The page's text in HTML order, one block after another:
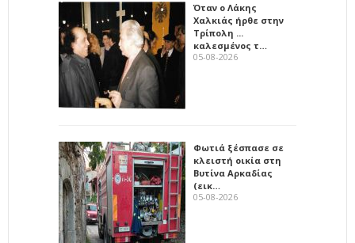
Όταν ο Λάκης
Χαλκιάς ήρθε στην
Τρίπολη ...
καλεσμένος τ…
05-08-2026
Φωτιά ξέσπασε σε
κλειστή οικία στη
Βυτίνα Αρκαδίας
(εικ…
05-08-2026